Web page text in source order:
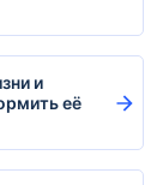
и
её